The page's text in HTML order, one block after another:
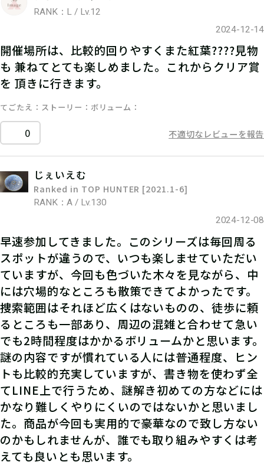
RANK：L / Lv.12
2024-12-14
開催場所は、比較的回りやすくまた紅葉????見物
も 兼ねてとても楽しめました。これからクリア賞
を 頂きに行きます。
てごたえ ストーリー ボリューム
0 不適切なレビューを報告
じぇいえむ
Ranked in TOP HUNTER [2021.1-6]
RANK：A / Lv.130
2024-12-08
早速参加してきました。このシリーズは毎回周る
スポットが違うので、いつも楽しませていただい
ていますが、今回も色づいた木々を見ながら、中
には穴場的なところも散策できてよかったです。
捜索範囲はそれほど広くはないものの、徒歩に頼
るところも一部あり、周辺の混雑と合わせて急い
でも2時間程度はかかるボリュームかと思います。
謎の内容ですが慣れている人には普通程度、ヒン
トも比較的充実していますが、書き物を使わず全
てLINE上で行うため、謎解き初めての方などには
かなり難しくやりにくいのではないかと思いまし
た。商品が今回も実用的で豪華なので致し方ない
のかもしれませんが、誰でも取り組みやすくは考
えても良いとも思います。